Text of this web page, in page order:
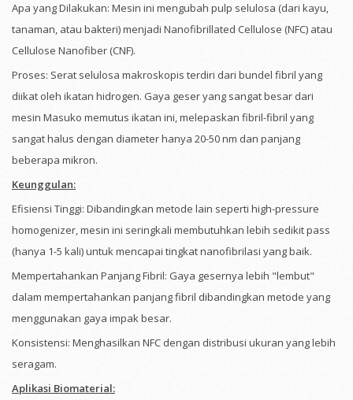
Apa yang Dilakukan: Mesin ini mengubah pulp selulosa (dari kayu,
tanaman, atau bakteri) menjadi Nanofibrillated Cellulose (NFC) atau
Cellulose Nanofiber (CNF).
Proses: Serat selulosa makroskopis terdiri dari bundel fibril yang
diikat oleh ikatan hidrogen. Gaya geser yang sangat besar dari
mesin Masuko memutus ikatan ini, melepaskan fibril-fibril yang
sangat halus dengan diameter hanya 20-50 nm dan panjang
beberapa mikron.
Keunggulan:
Efisiensi Tinggi: Dibandingkan metode lain seperti high-pressure
homogenizer, mesin ini seringkali membutuhkan lebih sedikit pass
(hanya 1-5 kali) untuk mencapai tingkat nanofibrilasi yang baik.
Mempertahankan Panjang Fibril: Gaya gesernya lebih "lembut"
dalam mempertahankan panjang fibril dibandingkan metode yang
menggunakan gaya impak besar.
Konsistensi: Menghasilkan NFC dengan distribusi ukuran yang lebih
seragam.
Aplikasi Biomaterial: